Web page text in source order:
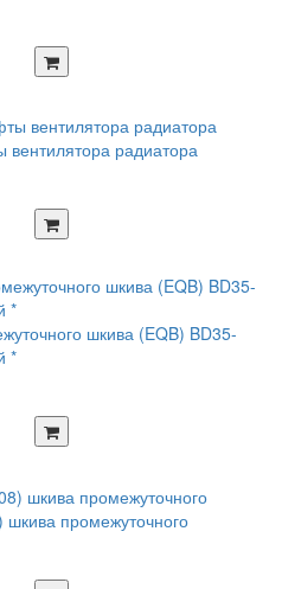
радиатора
шкива (EQB) BD35-
*
промежуточного